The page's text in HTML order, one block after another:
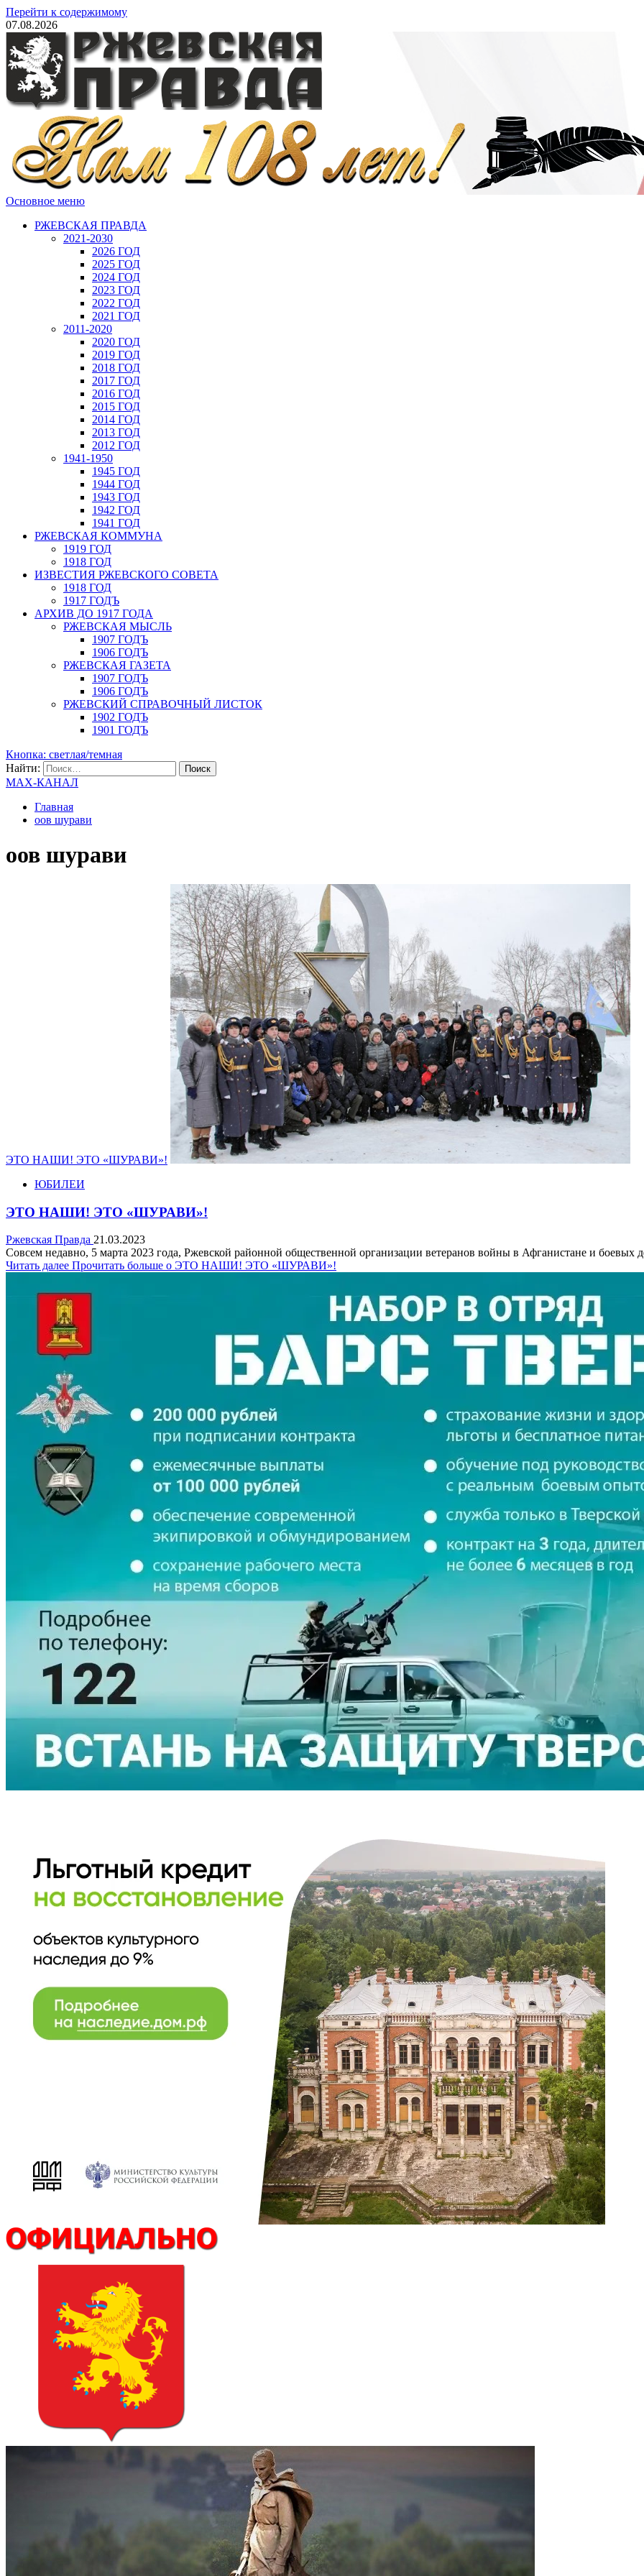
Перейти к содержимому
07.08.2026
Основное меню
РЖЕВСКАЯ ПРАВДА
2021-2030
2026 ГОД
2025 ГОД
2024 ГОД
2023 ГОД
2022 ГОД
2021 ГОД
2011-2020
2020 ГОД
2019 ГОД
2018 ГОД
2017 ГОД
2016 ГОД
2015 ГОД
2014 ГОД
2013 ГОД
2012 ГОД
1941-1950
1945 ГОД
1944 ГОД
1943 ГОД
1942 ГОД
1941 ГОД
РЖЕВСКАЯ КОММУНА
1919 ГОД
1918 ГОД
ИЗВЕСТИЯ РЖЕВСКОГО СОВЕТА
1918 ГОД
1917 ГОДЪ
АРХИВ ДО 1917 ГОДА
РЖЕВСКАЯ МЫСЛЬ
1907 ГОДЪ
1906 ГОДЪ
РЖЕВСКАЯ ГАЗЕТА
1907 ГОДЪ
1906 ГОДЪ
РЖЕВСКИЙ СПРАВОЧНЫЙ ЛИСТОК
1902 ГОДЪ
1901 ГОДЪ
Кнопка: светлая/темная
Найти:
MAX-КАНАЛ
Главная
оов шурави
оов шурави
ЭТО НАШИ! ЭТО «ШУРАВИ»!
ЮБИЛЕИ
ЭТО НАШИ! ЭТО «ШУРАВИ»!
Ржевская Правда 21.03.2023
Совсем недавно, 5 марта 2023 года, Ржевской районной общественной организации ветеранов войны в Афганистане и боевых
Читать далее Прочитать больше о ЭТО НАШИ! ЭТО «ШУРАВИ»!